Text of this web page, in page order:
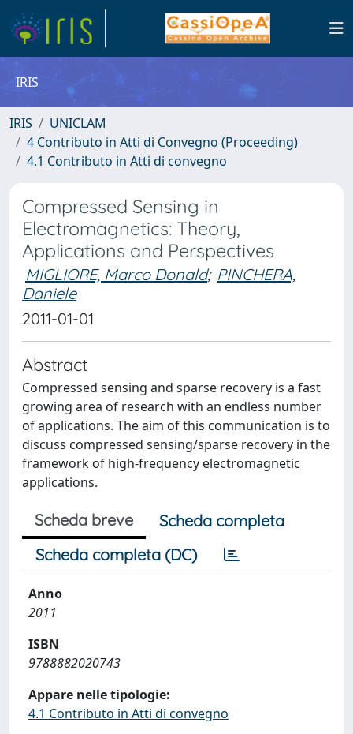
IRIS
IRIS
UNICLAM
4 Contributo in Atti di Convegno (Proceeding)
4.1 Contributo in Atti di convegno
Compressed Sensing in
Electromagnetics: Theory,
Applications and Perspectives
MIGLIORE, Marco Donald; PINCHERA,
Daniele
2011-01-01
Abstract
Compressed sensing and sparse recovery is a fast
growing area of research with an endless number
of applications. The aim of this communication is to
discuss compressed sensing/sparse recovery in the
framework of high-frequency electromagnetic
applications.
Scheda breve
Scheda completa
Scheda completa (DC)
Anno
2011
ISBN
9788882020743
Appare nelle tipologie:
4.1 Contributo in Atti di convegno